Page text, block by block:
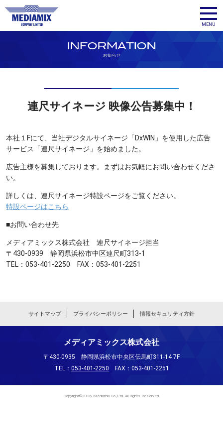
メディ
MENU
連尺サイネージ 映像公告募集中！
本社１Fにて、当社デジタルサイネージ「DxWIN」を使用した広告
サービス「連尺サイネージ」を始めました。
広告主様を募集しております。まずはお気軽にお問い合わせくださ
い。
詳しくは、連尺サイネージ特設ページをご覧ください。
特設ページはこちら
■お問い合わせ先
メディアミックス株式会社 連尺サイネージ担当
〒430-0939 静岡県浜松市中区連尺町313-1
TEL：053-401-2250 FAX：053-401-2251
サイトマップ プライバシーポリシー 情報セキュリティ方針
メディアミックス株式会社
〒430-0935 静岡県浜松市中央区伝馬町311-14 7F
TEL： 053-401-2250 FAX：053-401-2251
Copyright©2026 Mediamix Co.,Ltd. All Rights Reserved.